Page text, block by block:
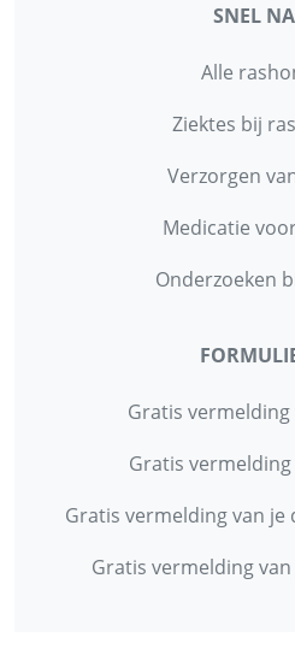
SNEL
Alle
Ziektes bij
Verzorgen
Medicatie
Onderzoeken
Gratis vermelding
Gratis
Gratis vermelding van
Gratis vermelding